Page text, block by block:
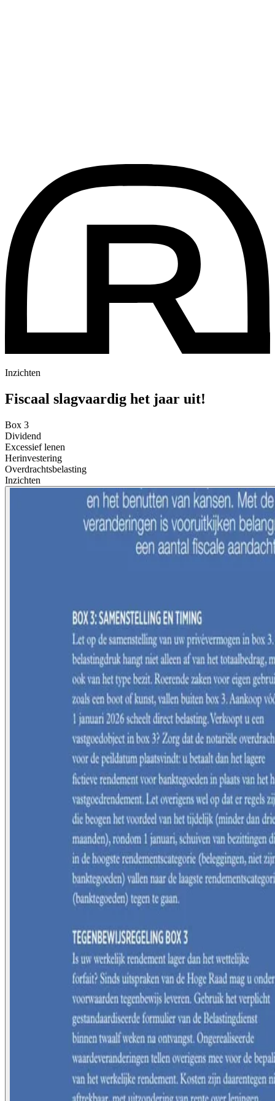
Inzichten
Fiscaal slagvaardig het jaar uit!
Box 3
Dividend
Excessief lenen
Herinvestering
Overdrachtsbelasting
Inzichten